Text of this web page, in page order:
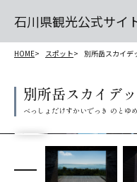
石川県観光公式サイ
HOME スポット 別所岳スカイデ
別所岳スカイデ